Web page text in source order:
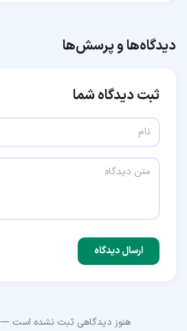
دیدگاه‌ها و پرسش‌ها
ثبت دیدگاه شما
ارسال دیدگاه
هنوز دیدگاهی ثبت نشده است —